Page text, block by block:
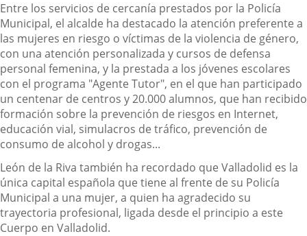
Entre los servicios de cercanía prestados por la Policía
Municipal, el alcalde ha destacado la atención preferente a
las mujeres en riesgo o víctimas de la violencia de género,
con una atención personalizada y cursos de defensa
personal femenina, y la prestada a los jóvenes escolares
con el programa "Agente Tutor", en el que han participado
un centenar de centros y 20.000 alumnos, que han recibido
formación sobre la prevención de riesgos en Internet,
educación vial, simulacros de tráfico, prevención de
consumo de alcohol y drogas...
León de la Riva también ha recordado que Valladolid es la
única capital española que tiene al frente de su Policía
Municipal a una mujer, a quien ha agradecido su
trayectoria profesional, ligada desde el principio a este
Cuerpo en Valladolid.